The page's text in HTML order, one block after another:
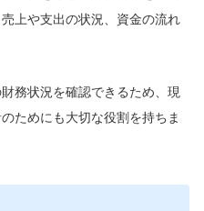
上や支出の状況、資金の流れ
務状況を確認できるため、現
ためにも大切な役割を持ちま